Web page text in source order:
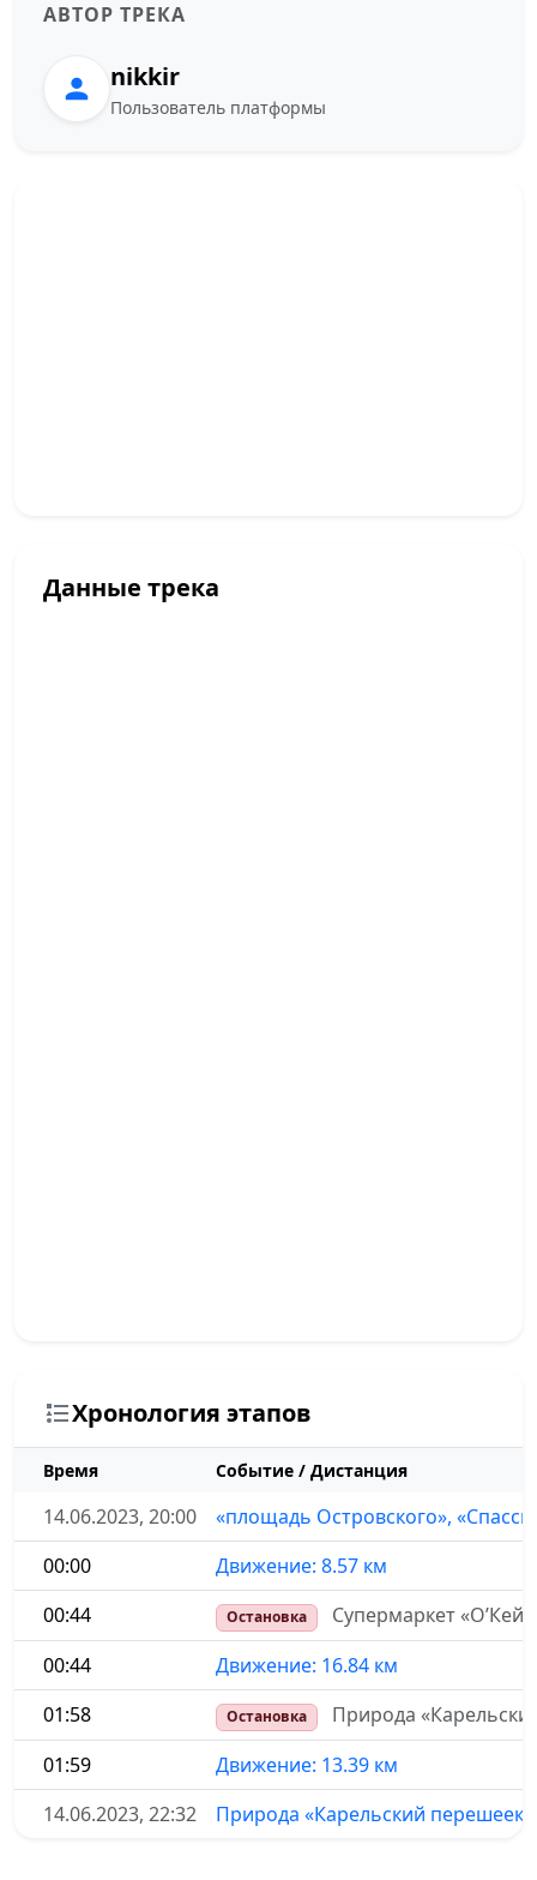
АВТОР ТРЕКА
nikkir
Пользователь платформы
Данные трека
Хронология этапов
Время Событие / Дистанция
14.06.2023, 20:00
«площадь Островского»,
00:00
Движение: 8.57 км
00:44
Остановка
Супермаркет
00:44
Движение: 16.84 км
01:58
Остановка
Природа
01:59
Движение: 13.39 км
14.06.2023, 22:32
Природа «Карельский